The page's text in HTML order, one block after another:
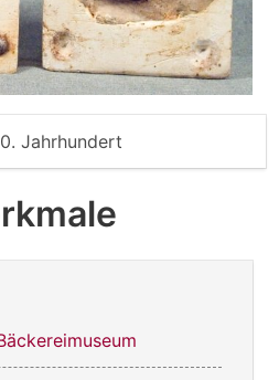
Jahrhundert